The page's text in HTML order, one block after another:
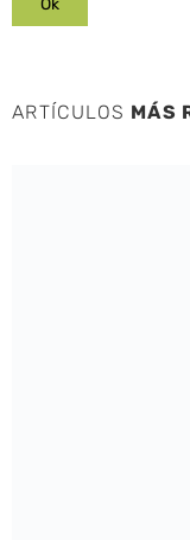
ARTÍCULOS MÁS